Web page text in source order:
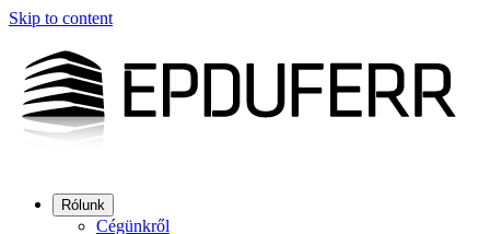
Skip to content
Rólunk
Cégünkről